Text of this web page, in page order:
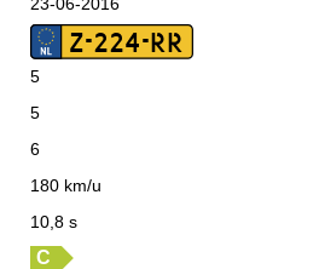
Z-224-RR
5
5
6
180 km/u
10,8 s